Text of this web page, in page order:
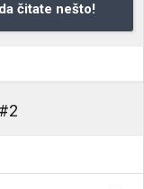
čitate nešto!